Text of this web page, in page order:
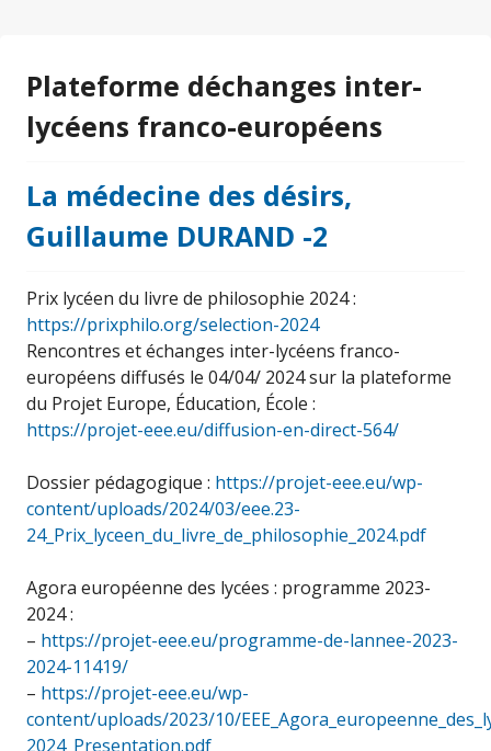
Plateforme déchanges inter-
lycéens franco-européens
La médecine des désirs,
Guillaume DURAND -2
Prix lycéen du livre de philosophie 2024 :
https://prixphilo.org/selection-2024
Rencontres et échanges inter-lycéens franco-
européens diffusés le 04/04/ 2024 sur la plateforme
du Projet Europe, Éducation, École :
https://projet-eee.eu/diffusion-en-direct-564/
Dossier pédagogique : https://projet-eee.eu/wp-
content/uploads/2024/03/eee.23-
24_Prix_lyceen_du_livre_de_philosophie_2024.pdf
Agora européenne des lycées : programme 2023-
2024 :
– https://projet-eee.eu/programme-de-lannee-2023-
2024-11419/
– https://projet-eee.eu/wp-
content/uploads/2023/10/
2024_Presentation.pdf